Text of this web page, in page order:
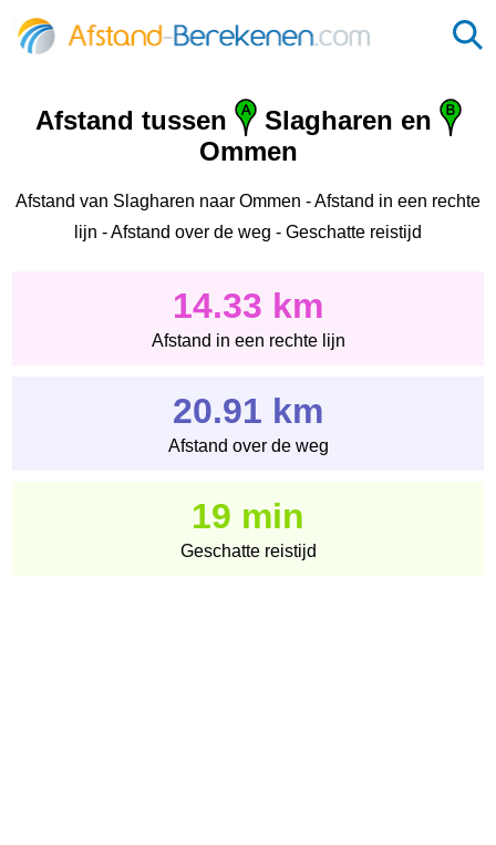
Afstand tussen
Slagharen en
Ommen
Afstand van Slagharen naar Ommen - Afstand in een rechte
lijn - Afstand over de weg - Geschatte reistijd
14.33 km
Afstand in een rechte lijn
20.91 km
Afstand over de weg
19 min
Geschatte reistijd